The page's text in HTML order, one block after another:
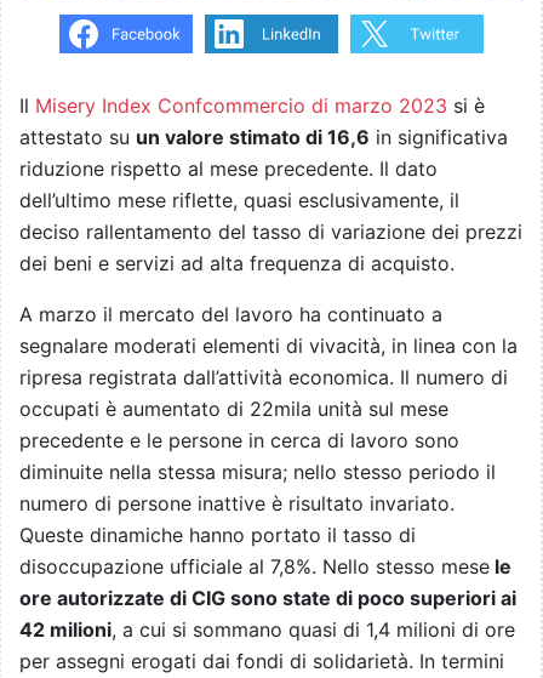
Il Misery Index Confcommercio di marzo 2023 si è
attestato su un valore stimato di 16,6 in significativa
riduzione rispetto al mese precedente. Il dato
dell’ultimo mese riflette, quasi esclusivamente, il
deciso rallentamento del tasso di variazione dei prezzi
dei beni e servizi ad alta frequenza di acquisto.
A marzo il mercato del lavoro ha continuato a
segnalare moderati elementi di vivacità, in linea con la
ripresa registrata dall’attività economica. Il numero di
occupati è aumentato di 22mila unità sul mese
precedente e le persone in cerca di lavoro sono
diminuite nella stessa misura; nello stesso periodo il
numero di persone inattive è risultato invariato.
Queste dinamiche hanno portato il tasso di
disoccupazione ufficiale al 7,8%. Nello stesso mese le
ore autorizzate di CIG sono state di poco superiori ai
42 milioni, a cui si sommano quasi di 1,4 milioni di ore
per assegni erogati dai fondi di solidarietà. In termini